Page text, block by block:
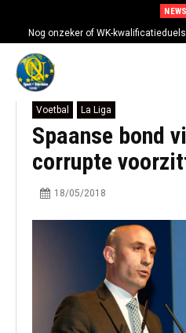
NEWS
Nog onzeker of WK-
Voetbal La Liga
Spaanse bond
corrupte
18/05/2018